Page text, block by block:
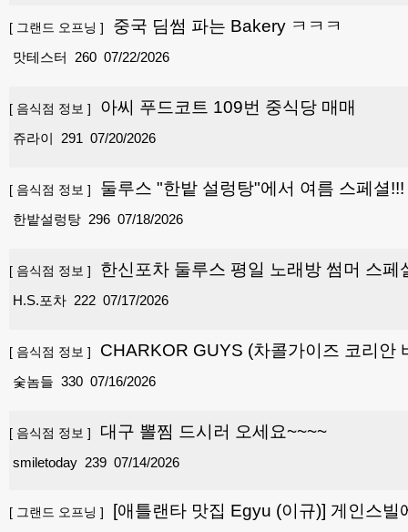
[ 그랜드 오프닝 ] 중국 딤썸 파는 Bakery ㅋㅋㅋ
260
맛테스터 07/22/2026
[ 음식점 정보 ] 아씨 푸드코트 109번 중식당 매매
291
쥬라이 07/20/2026
[ 음식점 정보 ] 둘루스 "한밭 설렁탕"에서 여름 스페셜!!!
296
한밭설렁탕 07/18/2026
[ 음식점 정보 ] 한신포차 둘루스 평일 노래방 썸머 스페
222
H.S.포차 07/17/2026
[ 음식점 정보 ] CHARKOR GUYS (차콜가이즈 코리안
330
숯놈들 07/16/2026
[ 음식점 정보 ] 대구 뽈찜 드시러 오세요~~~~
239
smiletoday 07/14/2026
[ 그랜드 오프닝 ] [애틀랜타 맛집 Egyu (이규)] 게인스